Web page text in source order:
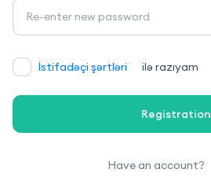
İstifadəçi şərtləri ilə razıyam
Registration
Have an account?